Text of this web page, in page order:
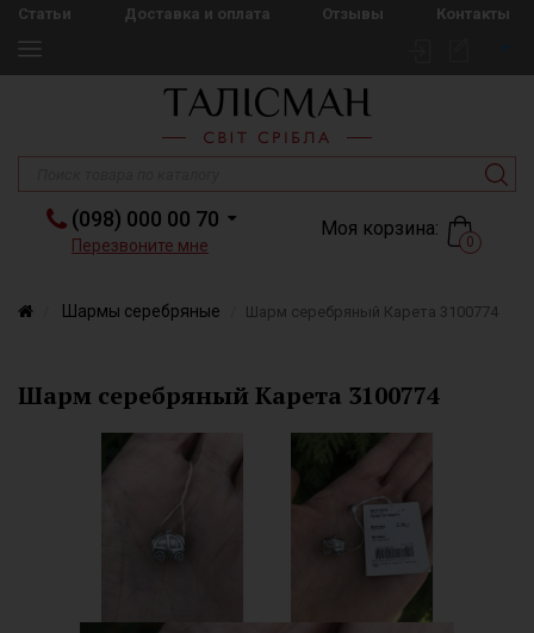
Статьи Доставка и оплата Отзывы Контакты
(098) 000 00 70
Перезвоните мне
Моя корзина:
0
Шармы серебряные Шарм серебряный Карета 3100774
Шарм серебряный Карета 3100774